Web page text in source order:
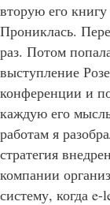
вторую его
Прониклась.
раз. Потом
выступление
конференции и
каждую его
работам я
стратегия
компании
систему, когда